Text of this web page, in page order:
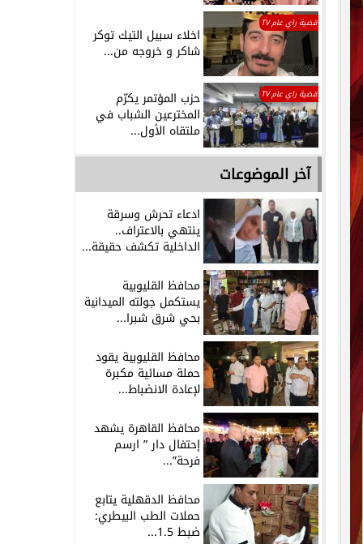
قضية راي عام TV
اخلاء سبيل التيك توكر
شاكر و خروجه من...
قضية راي عام TV حزب المؤتمر يكرّم
المخترعين الشباب في
ملتقاه الأول...
آخر الموضوعات
ادعاء تحرش وسرقة
ينتهي بالاعتراف..
الداخلية تكشف حقيقة...
محافظ القليوبية
يستكمل جولته الميدانية
بحي شرق شبرا...
محافظ القليوبية يقود
حملة مسائية مكبرة
لإعادة الانضباط...
محافظ القاهرة يشهد
إحتفال دار ” ارسم
فرحة”...
محافظ الدقهلية يتابع
حملات الطب البيطري:
ضبط 1.5...